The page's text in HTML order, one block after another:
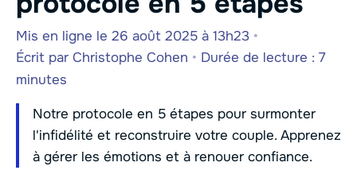
Mis en ligne le 26 août 2025 à 13h23 •
Écrit par Christophe Cohen • Durée de lecture : 7
minutes
Notre protocole en 5 étapes pour surmonter
l'infidélité et reconstruire votre couple. Apprenez
à gérer les émotions et à renouer confiance.